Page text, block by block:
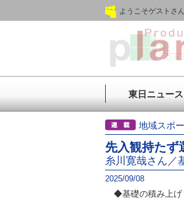
ようこそゲストさん
東日ニュース
地域スポ
先入観持たず
糸川寛哉さん／
2025/09/08
◆基礎の積み上げ